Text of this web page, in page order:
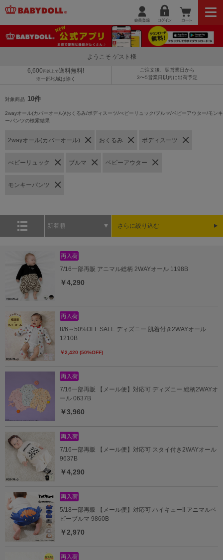
ようこそ ゲスト様
6,600 円以上で送料無料!
※一部地域は除く
ご注文後、翌営業日から
3〜5営業日以内に出荷予定
対象商品 10件
2wayオール(カバーオール)/おくるみ/ボディスーツ/べビーリュック/ブルマ/ベビーアウター/モンキ
ーパンツの検索結果
2wayオール(カバーオール) おくるみ ボディスーツ
べビーリュック ブルマ ベビーアウター
モンキーパンツ
新着順 さらに絞り込む
7/16一部再販 アニマル総柄 2WAYオール 1198B
￥4,290
8/6～50%OFF SALE ディズニー 肌着付き2WAYオール
1210B
￥2,420 (50%OFF)
7/16一部再販 【メール便】対応可 ディズニー 総柄2WAYオ
ール 0637B
￥3,960
7/16一部再販 【メール便】対応可 スタイ付き2WAYオール
9637B
￥4,290
5/18一部再販 【メール便】対応可 ハイキュー!! アニマルベ
ビーブルマ 9860B
￥2,970